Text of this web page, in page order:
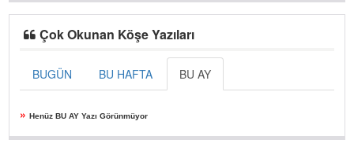
Çok Okunan Köşe Yazıları
BUGÜN BU HAFTA BU AY
» Henüz BU AY Yazı Görünmüyor